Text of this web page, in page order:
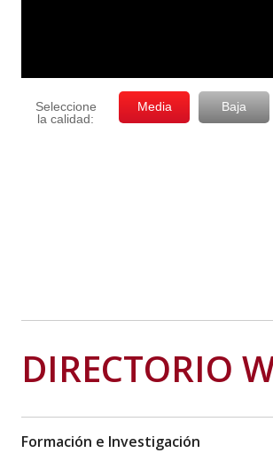
DIRECTORIO
Formación e Investigación